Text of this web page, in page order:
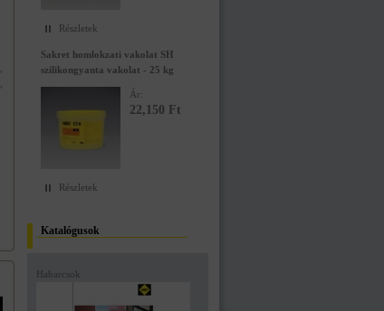
Részletek
Sakret homlokzati vakolat SH
szilikongyanta vakolat - 25 kg
Ár:
22,150 Ft
Részletek
Katalógusok
Habarcsok